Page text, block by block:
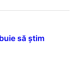
să știm